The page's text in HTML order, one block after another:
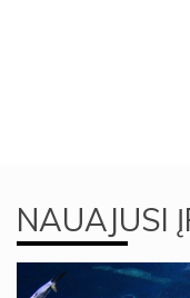
NAUAJUSI